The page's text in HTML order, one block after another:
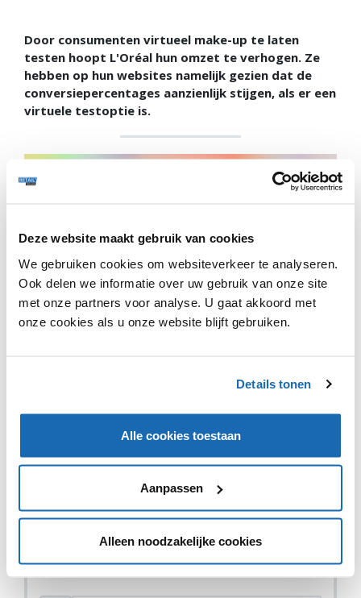
Deze website maakt gebruik van cookies
We gebruiken cookies om websiteverkeer te analyseren.
Ook delen we informatie over uw gebruik van onze site
met onze partners voor analyse. U gaat akkoord met
onze cookies als u onze website blijft gebruiken.
Details tonen
Alle cookies toestaan
Aanpassen
Alleen noodzakelijke cookies
Door consumenten virtueel make-up te laten
testen hoopt L'Oréal hun omzet te verhogen. Ze
hebben op hun websites namelijk gezien dat de
conversiepercentages aanzienlijk stijgen, als er een
virtuele testoptie is.
L'Oréal en Facebook werken samen om klanten virtueel
cosmeticaproducten te laten testen. Ze werken
hiervoor samen aan augmented reality-ervaringen. In
eerste instantie gaat het om het testen van lippenstift
Saint Laurent volgen daarna. De AR-technologie wordt
VIND IK LEUK VIND IK LEUK